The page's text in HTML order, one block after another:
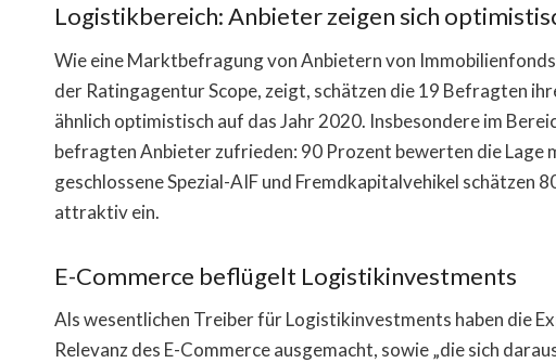
Logistikbereich: Anbieter zeigen sich
Wie eine Marktbefragung von Anbietern von
der Ratingagentur Scope, zeigt, schätzen die 19 Befragten
ähnlich optimistisch auf das Jahr 2020. Insbesondere im
befragten Anbieter zufrieden: 90 Prozent bewerten die Lage
geschlossene Spezial-AIF und Fremdkapitalvehikel schätzen
attraktiv ein.
E-Commerce beflügelt Logistikinvestments
Als wesentlichen Treiber für Logistikinvestments haben die
Relevanz des E-Commerce ausgemacht, sowie „die sich